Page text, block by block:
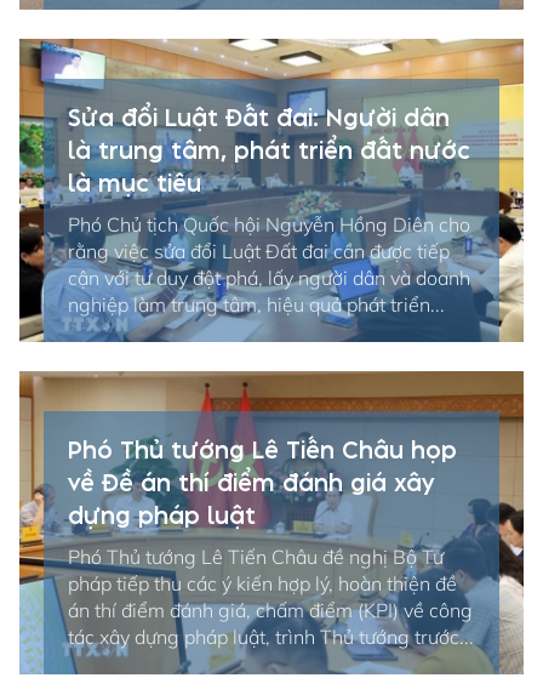
Sửa đổi Luật Đất đai: Người dân
là trung tâm, phát triển đất nước
là mục tiêu
Phó Chủ tịch Quốc hội Nguyễn Hồng Diên cho
rằng việc sửa đổi Luật Đất đai cần được tiếp
cận với tư duy đột phá, lấy người dân và doanh
nghiệp làm trung tâm, hiệu quả phát triển...
Phó Thủ tướng Lê Tiến Châu họp
về Đề án thí điểm đánh giá xây
dựng pháp luật
Phó Thủ tướng Lê Tiến Châu đề nghị Bộ Tư
pháp tiếp thu các ý kiến hợp lý, hoàn thiện đề
án thí điểm đánh giá, chấm điểm (KPI) về công
tác xây dựng pháp luật, trình Thủ tướng trước...